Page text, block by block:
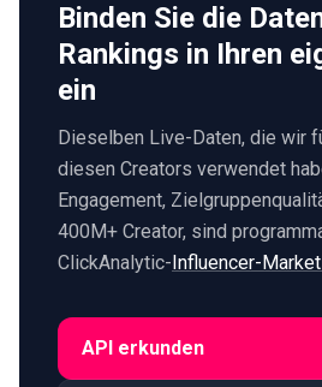
Binden Sie die
Rankings in Ihren
ein
Dieselben Live-Daten, die wir
diesen Creators verwendet
Engagement,
400M+ Creator, sind
ClickAnalytic- Influencer-
API erkunden